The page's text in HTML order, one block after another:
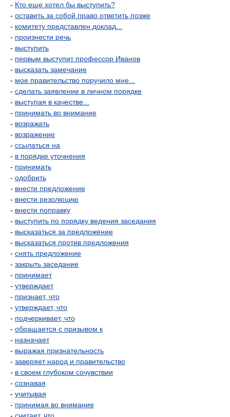
- Кто еще хотел бы выступить?
- оставить за собой право ответить позже
- комитету представлен доклад...
- произнести речь
- выступить
- первым выступит профессор Иванов
- высказать замечание
- мое правительство поручило мне...
- сделать заявление в личном порядке
- выступая в качестве...
- принимать во внимание
- возражать
- возражение
- ссылаться на
- в порядке уточнения
- принимать
- одобрить
- внести предложение
- внести резолюцию
- внести поправку
- выступить по порядку ведения заседания
- высказаться за предложение
- высказаться против предложения
- снять предложение
- закрыть заседание
- принимает
- утверждает
- признает, что
- утверждает, что
- подчеркивает, что
- обращается с призывом к
- назначает
- выражая признательность
- заверяет народ и правительство
- в своем глубоком сочувствии
- сознавая
- учитывая
- принимая во внимание